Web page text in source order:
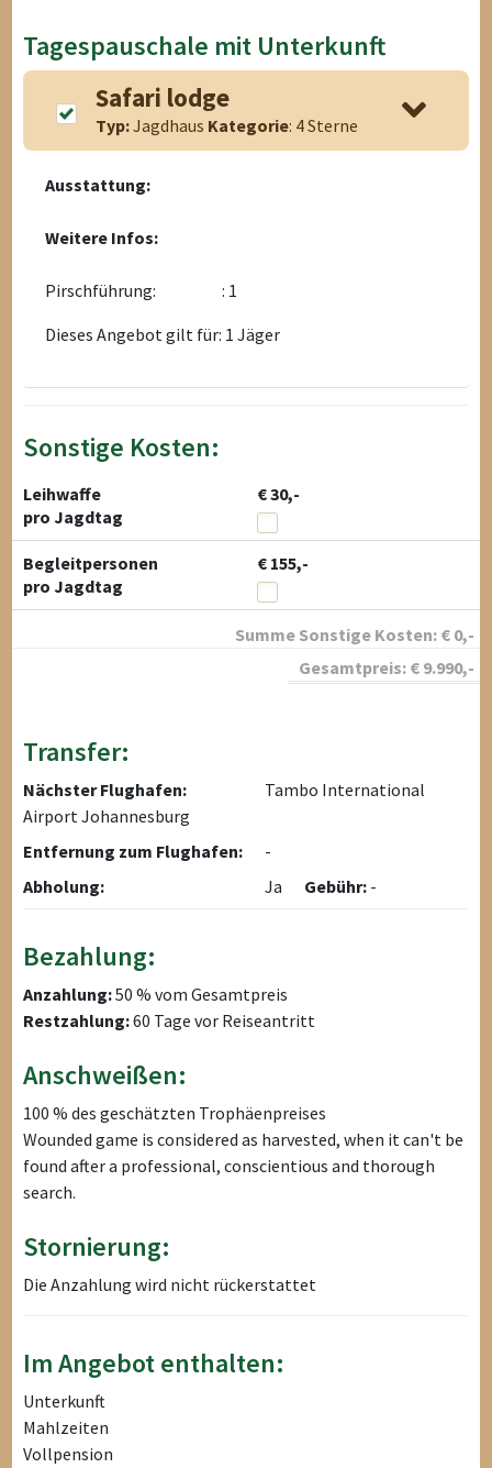
Tagespauschale mit Unterkunft
Safari lodge
Typ:Jagdhaus Kategorie: 4 Sterne
Ausstattung:
Weitere Infos:
Pirschführung:
: 1
Dieses Angebot gilt für: 1 Jäger
Sonstige Kosten:
Leihwaffe
€ 30,-
pro Jagdtag
Begleitpersonen
€ 155,-
pro Jagdtag
Summe Sonstige Kosten: € 0,-
Gesamtpreis: € 9.990,-
Transfer:
Nächster Flughafen:
Tambo International
Airport Johannesburg
Entfernung zum Flughafen:
-
Abholung:
Ja Gebühr: -
Bezahlung:
Anzahlung:50 % vom Gesamtpreis
Restzahlung:60 Tage vor Reiseantritt
Anschweißen:
100 % des geschätzten Trophäenpreises
Wounded game is considered as harvested, when it can't be
found after a professional, conscientious and thorough
search.
Stornierung:
Die Anzahlung wird nicht rückerstattet
Im Angebot enthalten:
Unterkunft
Mahlzeiten
Vollpension